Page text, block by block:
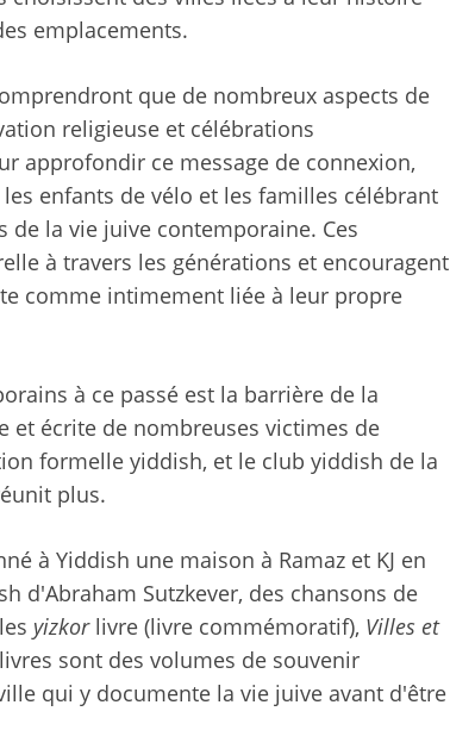
emplacements.
que de nombreux aspects de
religieuse et célébrations
approfondir ce message de connexion,
enfants de vélo et les familles célébrant
de la vie juive contemporaine. Ces
à travers les générations et encouragent
comme intimement liée à leur propre
à ce passé est la barrière de la
et écrite de nombreuses victimes de
formelle yiddish, et le club yiddish de la
plus.
à Yiddish une maison à Ramaz et KJ en
d'Abraham Sutzkever, des chansons de
yizkorlivre (livre commémoratif), Villes et
sont des volumes de souvenir
qui y documente la vie juive avant d'être